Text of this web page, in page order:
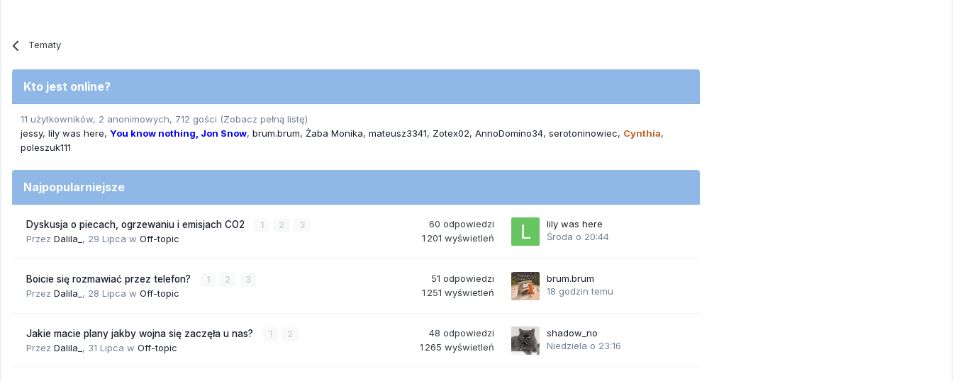
Tematy
Kto jest online?
11 użytkowników, 2 anonimowych, 712 gości (Zobacz pełną listę)
jessy lily was here You know nothing, Jon Snow brum.brum Żaba Monika mateusz3341 Zotex02 AnnoDomino34 serotoninowiec
Cynthia
poleszuk111
Najpopularniejsze
Dyskusja o piecach, ogrzewaniu i emisjach CO2 1 2 3
Przez Dalila_ , 29 Lipca w Off-topic
60 odpowiedzi
1 201 wyświetleń
lily was here
Środa o 20:44
Boicie się rozmawiać przez telefon? 1 2 3
Przez Dalila_ , 28 Lipca w Off-topic
51 odpowiedzi
1 251 wyświetleń
brum.brum
18 godzin temu
Jakie macie plany jakby wojna się zaczęła u nas? 1 2
Przez Dalila_ , 31 Lipca w Off-topic
48 odpowiedzi
1 265 wyświetleń
shadow_no
Niedziela o 23:16